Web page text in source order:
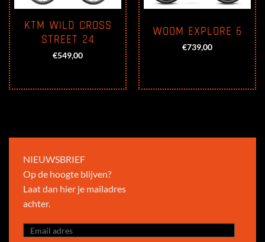
KTM WILD CROSS
STREET 24
€549,00
WOOM EXPLORE 6
€739,00
NIEUWSBRIEF
Op de hoogte blijven?
Laat dan hier je mailadres
achter.